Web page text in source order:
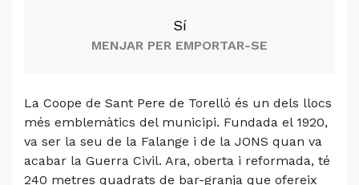
Sí
MENJAR PER EMPORTAR-SE
La Coope de Sant Pere de Torelló és un dels llocs
més emblemàtics del municipi. Fundada el 1920,
va ser la seu de la Falange i de la JONS quan va
acabar la Guerra Civil. Ara, oberta i reformada, té
240 metres quadrats de bar-granja que ofereix